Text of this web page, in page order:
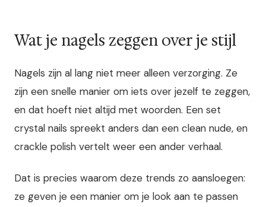
Wat je nagels zeggen over je stijl
Nagels zijn al lang niet meer alleen verzorging. Ze
zijn een snelle manier om iets over jezelf te zeggen,
en dat hoeft niet altijd met woorden. Een set
crystal nails spreekt anders dan een clean nude, en
crackle polish vertelt weer een ander verhaal.
Dat is precies waarom deze trends zo aansloegen:
ze geven je een manier om je look aan te passen